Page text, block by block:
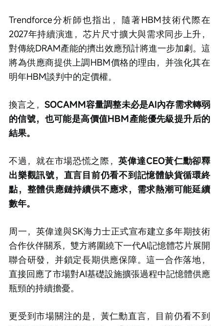
Trendforce分析師也指出，隨著HBM技術代際在
2027年持續演進，芯片尺寸擴大與需求同步上升，
對傳統DRAM產能的擠出效應預計將進一步加劇。這
將為供應商提供上調HBM價格的理由，并強化其在
明年HBM談判中的定價權。
換言之， SOCAMM容量調整未必是AI內存需求轉弱
的信號，也可能是高價值HBM產能優先級提升后的
結果。
不過，就在市場恐慌之際，英偉達CEO黃仁勳卻釋
出樂觀訊號，直言目前仍看不到記憶體缺貨循環終
點，整體供應鏈持續供不應求，需求熱潮可能延續
數年。
周一，英偉達與SK海力士正式宣布建立多年期技術
合作伙伴關系，雙方將圍繞下一代AI記憶體芯片展開
聯合研發，并鎖定長期供應保障。這一合作落地，
直接回應了市場對AI基礎設施擴張過程中記憶體供應
瓶頸的持續擔憂。
更受到市場關注的是，黃仁勳直言，目前仍看不到